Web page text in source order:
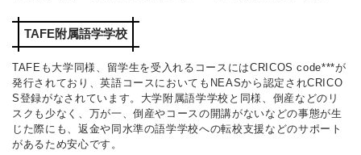
TAFE附属語学学校
TAFEも大学同様、留学生を受入れるコースにはCRICOS code***が
発行されており、英語コースにおいてもNEASから認定されCRICO
S登録がなされています。大学附属語学学校と同様、倒産などのリ
スクも少なく、万が一、倒産やコースの開講がないなどの事態が生
じた際にも、返金や同水準の語学学校への転校支援などのサポート
があるため安心です。